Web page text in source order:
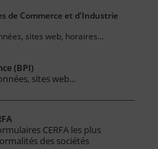
de Commerce et d'Industrie
sites web, horaires...
(BPI)
sites web...
CERFA les plus
des sociétés